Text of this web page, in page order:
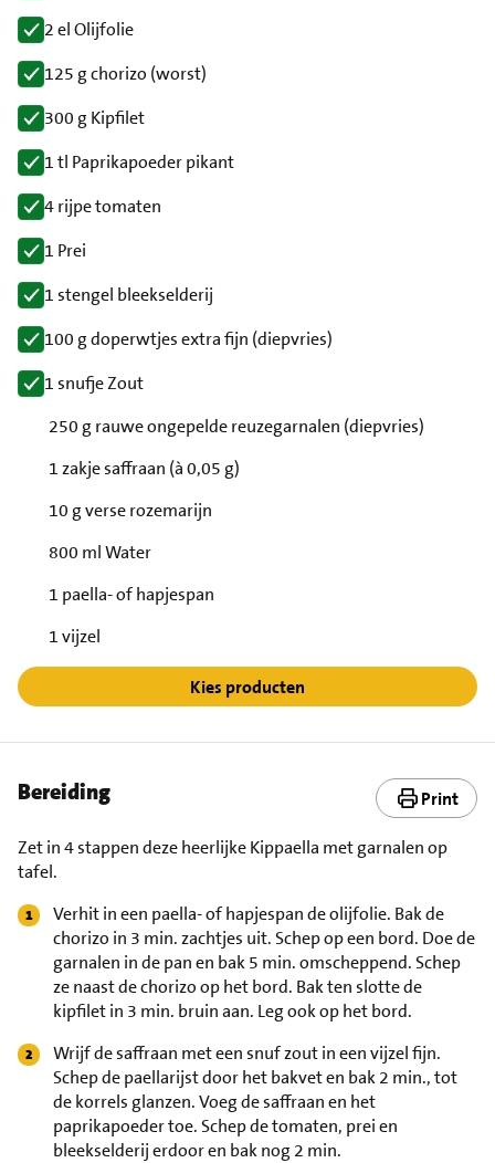
2 el Olijfolie
125 g chorizo (worst)
300 g Kipfilet
1 tl Paprikapoeder pikant
4 rijpe tomaten
1 Prei
1 stengel bleekselderij
100 g doperwtjes extra fijn (diepvries)
1 snufje Zout
250 g rauwe ongepelde reuzegarnalen (diepvries)
1 zakje saffraan (à 0,05 g)
10 g verse rozemarijn
800 ml Water
1 paella- of hapjespan
1 vijzel
Kies producten
Bereiding Print
Zet in 4 stappen deze heerlijke Kippaella met garnalen op
tafel.
Verhit in een paella- of hapjespan de olijfolie. Bak de
chorizo in 3 min. zachtjes uit. Schep op een bord. Doe de
garnalen in de pan en bak 5 min. omscheppend. Schep
ze naast de chorizo op het bord. Bak ten slotte de
kipfilet in 3 min. bruin aan. Leg ook op het bord.
Wrijf de saffraan met een snuf zout in een vijzel fijn.
Schep de paellarijst door het bakvet en bak 2 min., tot
de korrels glanzen. Voeg de saffraan en het
paprikapoeder toe. Schep de tomaten, prei en
bleekselderij erdoor en bak nog 2 min.